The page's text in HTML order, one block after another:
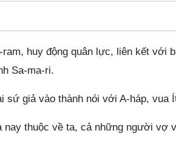
ram, huy động quân lực, liên kết với
Sa-ma-ri.
sứ giả vào thành nói với A-háp, vua
nay thuộc về ta, cả những người vợ